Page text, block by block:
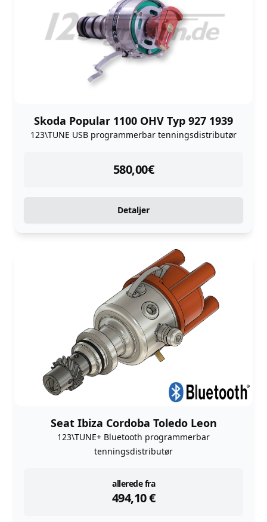
Skoda Popular 1100 OHV Typ 927 1939
123\TUNE USB programmerbar tenningsdistributør
580,00€
instock
Detaljer
Seat Ibiza Cordoba Toledo Leon
123\TUNE+ Bluetooth programmerbar
tenningsdistributør
allerede fra
494,10€
instock